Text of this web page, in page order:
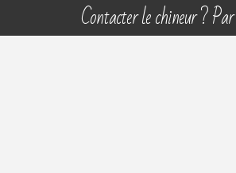
Contacter le chineur ?